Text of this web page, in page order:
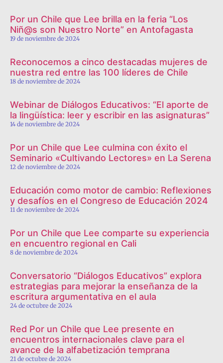
Por un Chile que Lee brilla en la feria “Los
Niñ@s son Nuestro Norte” en Antofagasta
19 de noviembre de 2024
Reconocemos a cinco destacadas mujeres de
nuestra red entre las 100 líderes de Chile
18 de noviembre de 2024
Webinar de Diálogos Educativos: “El aporte de
la lingüística: leer y escribir en las asignaturas”
14 de noviembre de 2024
Por un Chile que Lee culmina con éxito el
Seminario «Cultivando Lectores» en La Serena
12 de noviembre de 2024
Educación como motor de cambio: Reflexiones
y desafíos en el Congreso de Educación 2024
11 de noviembre de 2024
Por un Chile que Lee comparte su experiencia
en encuentro regional en Cali
8 de noviembre de 2024
Conversatorio “Diálogos Educativos” explora
estrategias para mejorar la enseñanza de la
escritura argumentativa en el aula
24 de octubre de 2024
Red Por un Chile que Lee presente en
encuentros internacionales clave para el
avance de la alfabetización temprana
21 de octubre de 2024